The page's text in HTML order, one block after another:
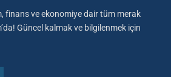
finans ve ekonomiye dair tüm merak
Güncel kalmak ve bilgilenmek için